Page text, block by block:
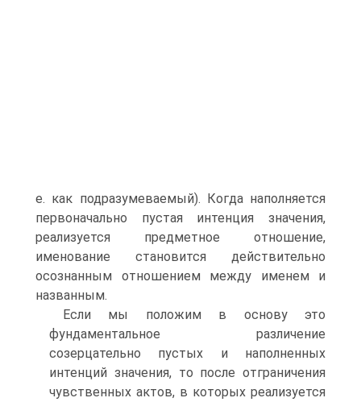
е. как подразумеваемый). Когда наполняется
первоначально пустая интенция значения,
реализуется предметное отношение,
именование становится действительно
осознанным отношением между именем и
названным.
Если мы положим в основу это
фундаментальное различение
созерцательно пустых и наполненных
интенций значения, то после отграничения
чувственных актов, в которых реализуется